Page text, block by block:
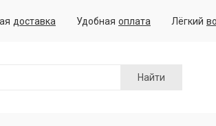
доставка Удобная оплата Лёгкий
Найти